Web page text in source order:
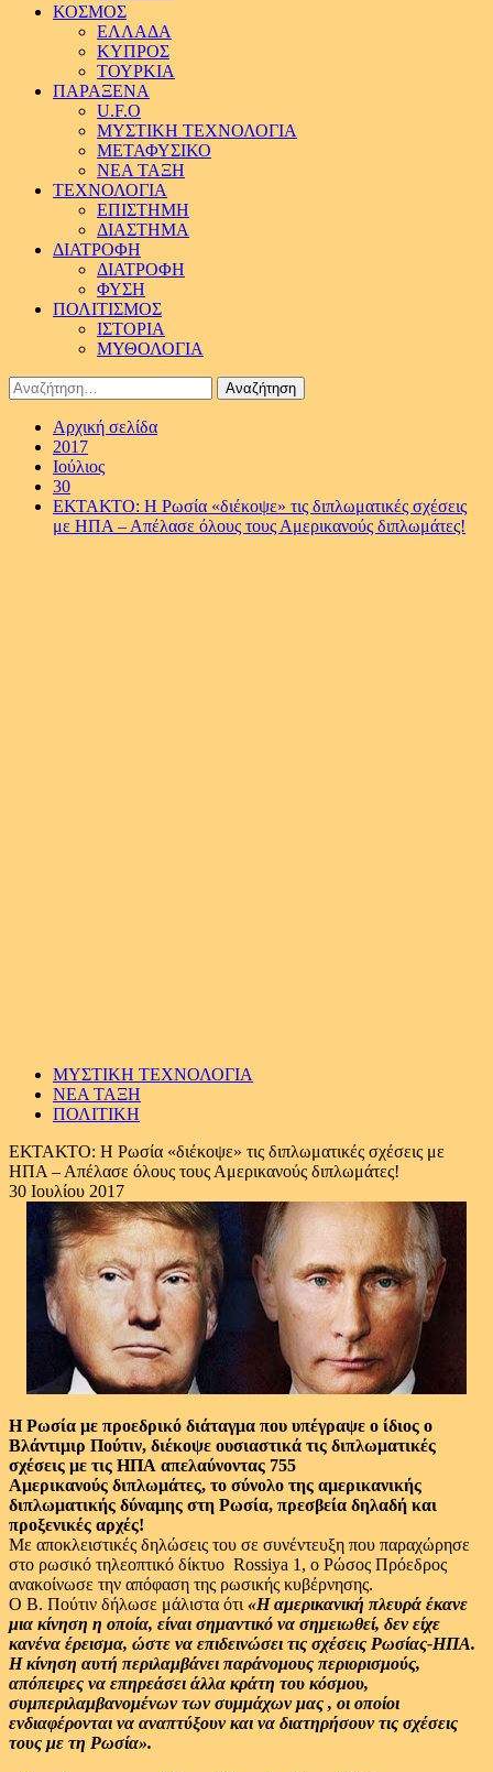
ΚΟΣΜΟΣ
ΕΛΛΑΔΑ
ΚΥΠΡΟΣ
ΤΟΥΡΚΙΑ
ΠΑΡΑΞΕΝΑ
U.F.O
ΜΥΣΤΙΚΗ ΤΕΧΝΟΛΟΓΙΑ
ΜΕΤΑΦΥΣΙΚΟ
ΝΕΑ ΤΑΞΗ
ΤΕΧΝΟΛΟΓΙΑ
ΕΠΙΣΤΗΜΗ
ΔΙΑΣΤΗΜΑ
ΔΙΑΤΡΟΦΗ
ΔΙΑΤΡΟΦΗ
ΦΥΣΗ
ΠΟΛΙΤΙΣΜΟΣ
ΙΣΤΟΡΙΑ
ΜΥΘΟΛΟΓΙΑ
Αναζήτηση
για:
Αρχική σελίδα
2017
Ιούλιος
30
ΕΚΤΑΚΤΟ: Η Ρωσία «διέκοψε» τις διπλωματικές σχέσεις
με ΗΠΑ – Απέλασε όλους τους Αμερικανούς διπλωμάτες!
ΜΥΣΤΙΚΗ ΤΕΧΝΟΛΟΓΙΑ
ΝΕΑ ΤΑΞΗ
ΠΟΛΙΤΙΚΗ
ΕΚΤΑΚΤΟ: Η Ρωσία «διέκοψε» τις διπλωματικές σχέσεις με
ΗΠΑ – Απέλασε όλους τους Αμερικανούς διπλωμάτες!
30 Ιουλίου 2017
H Ρωσία με προεδρικό διάταγμα που υπέγραψε ο ίδιος ο
Βλάντιμιρ Πούτιν, διέκοψε ουσιαστικά τις διπλωματικές
σχέσεις με τις ΗΠΑ απελαύνοντας 755
Αμερικανούς διπλωμάτες, το σύνολο της αμερικανικής
διπλωματικής δύναμης στη Ρωσία, πρεσβεία δηλαδή και
προξενικές αρχές!
Με αποκλειστικές δηλώσεις του σε συνέντευξη που παραχώρησε
στο ρωσικό τηλεοπτικό δίκτυο Rossiya 1, ο Ρώσος Πρόεδρος
ανακοίνωσε την απόφαση της ρωσικής κυβέρνησης.
Ο Β. Πούτιν δήλωσε μάλιστα ότι «Η αμερικανική πλευρά έκανε
μια κίνηση η οποία, είναι σημαντικό να σημειωθεί, δεν είχε
κανένα έρεισμα, ώστε να επιδεινώσει τις σχέσεις Ρωσίας-ΗΠΑ.
Η κίνηση αυτή περιλαμβάνει παράνομους περιορισμούς,
απόπειρες να επηρεάσει άλλα κράτη του κόσμου,
συμπεριλαμβανομένων των συμμάχων μας , οι οποίοι
ενδιαφέρονται να αναπτύξουν και να διατηρήσουν τις σχέσεις
τους με τη Ρωσία».